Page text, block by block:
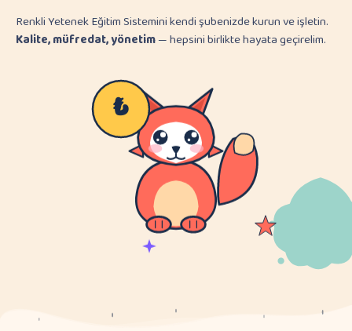
Renkli Yetenek Eğitim Sistemini kendi şubenizde kurun ve işletin.
Kalite, müfredat, yönetim— hepsini birlikte hayata geçirelim.
₺